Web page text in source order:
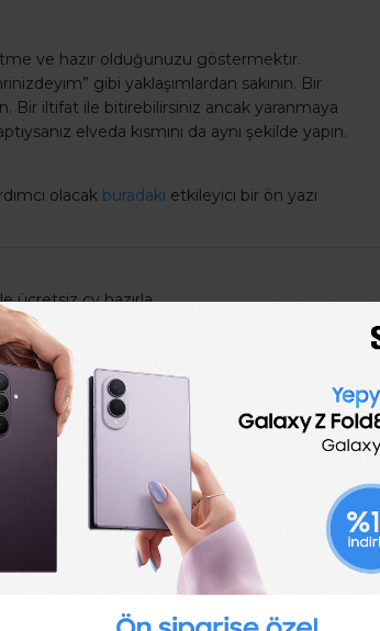
ve hazır olduğunuzu göstermektir.
gibi yaklaşımlardan sakının. Bir
Bir iltifat ile bitirebilirsiniz ancak yaranmaya
elveda kısmını da aynı şekilde yapın.
olacak buradaki etkileyici bir ön yazı
ücretsiz cv hazırla.
doldur, hazır CV örnekleri arasından birini seç
hiç düşünme! Burada birçok hazır
tam sana göre!